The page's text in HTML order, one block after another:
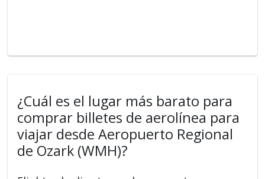
¿Cuál es el lugar más barato para
comprar billetes de aerolínea para
viajar desde Aeropuerto Regional
de Ozark (WMH)?